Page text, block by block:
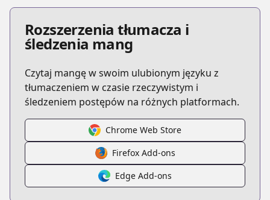
Rozszerzenia tłumacza i
śledzenia mang
Czytaj mangę w swoim ulubionym języku z
tłumaczeniem w czasie rzeczywistym i
śledzeniem postępów na różnych platformach.
Chrome Web Store
Firefox Add-ons
Edge Add-ons